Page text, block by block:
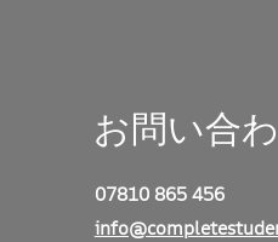
お問い合
07810 865 456